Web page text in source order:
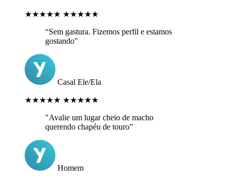
★★★★★ ★★★★★
“Sem gastura. Fizemos perfil e estamos
gostando"
Casal Ele/Ela
★★★★★ ★★★★★
"Avalie um lugar cheio de macho
querendo chapéu de touro”
Homem